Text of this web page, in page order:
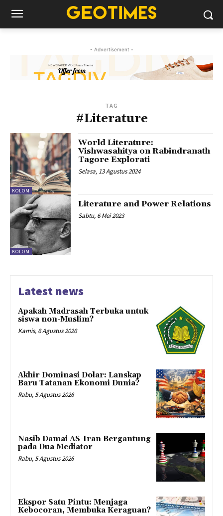
- Advertisement -
TAG
#Literature
KOLOM
World Literature:
Vishwasahitya on Rabindranath
Tagore Explorati
Selasa, 13 Agustus 2024
KOLOM
Literature and Power Relations
Sabtu, 6 Mei 2023
Latest news
Apakah Madrasah Terbuka untuk
siswa non-Muslim?
Kamis, 6 Agustus 2026
Akhir Dominasi Dolar: Lanskap
Baru Tatanan Ekonomi Dunia?
Rabu, 5 Agustus 2026
Nasib Damai AS-Iran Bergantung
pada Dua Mediator
Rabu, 5 Agustus 2026
Ekspor Satu Pintu: Menjaga
Kebocoran, Membuka Keraguan?